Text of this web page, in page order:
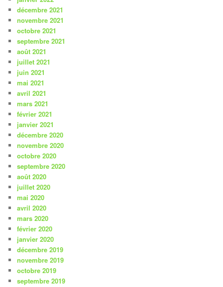
décembre 2021
novembre 2021
octobre 2021
septembre 2021
août 2021
juillet 2021
juin 2021
mai 2021
avril 2021
mars 2021
février 2021
janvier 2021
décembre 2020
novembre 2020
octobre 2020
septembre 2020
août 2020
juillet 2020
mai 2020
avril 2020
mars 2020
février 2020
janvier 2020
décembre 2019
novembre 2019
octobre 2019
septembre 2019